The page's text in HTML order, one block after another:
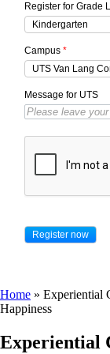
Register for Grade
Campus *
Message for UTS
Home » Experiential
Happiness
Experiential